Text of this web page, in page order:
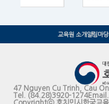
교육원 소개 알림마당
47 Nguyen Cu Trinh, Cau
Tel. (84.28)3920-1274Email.